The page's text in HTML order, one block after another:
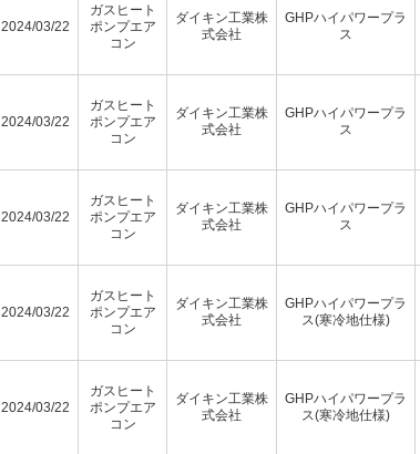
2024/03/22
ガスヒート
ポンプエア
コン
ダイキン工業株
式会社
GHPハイパワープラ
ス
2024/03/22
ガスヒート
ポンプエア
コン
ダイキン工業株
式会社
GHPハイパワープラ
ス
2024/03/22
ガスヒート
ポンプエア
コン
ダイキン工業株
式会社
GHPハイパワープラ
ス
2024/03/22
ガスヒート
ポンプエア
コン
ダイキン工業株
式会社
GHPハイパワープラ
ス(寒冷地仕様)
2024/03/22
ガスヒート
ポンプエア
コン
ダイキン工業株
式会社
GHPハイパワープラ
ス(寒冷地仕様)